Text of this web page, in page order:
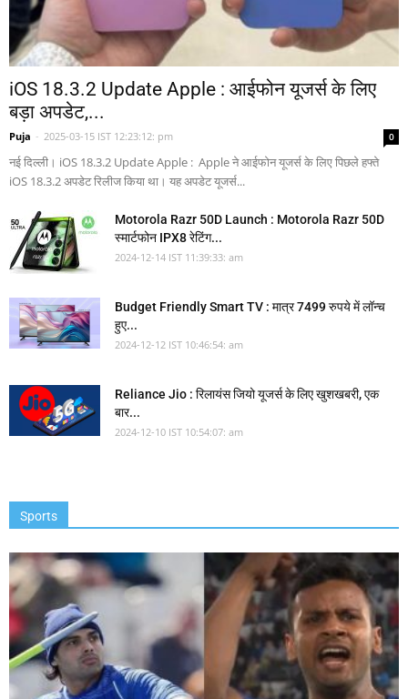
iOS 18.3.2 Update Apple : आईफोन यूजर्स के लिए
बड़ा अपडेट,...
Puja - 2025-03-15 IST 12:23:12: pm 0
नई दिल्ली। iOS 18.3.2 Update Apple : Apple ने आईफोन यूजर्स के लिए पिछले हफ्ते
iOS 18.3.2 अपडेट रिलीज किया था। यह अपडेट यूजर्स...
Motorola Razr 50D Launch : Motorola Razr 50D
स्मार्टफोन IPX8 रेटिंग...
2024-12-14 IST 11:39:33: am
Budget Friendly Smart TV : मात्र 7499 रुपये में लॉन्च
हुए...
2024-12-12 IST 10:46:54: am
Reliance Jio : रिलायंस जियो यूजर्स के लिए खुशखबरी, एक
बार...
2024-12-10 IST 10:54:07: am
Sports